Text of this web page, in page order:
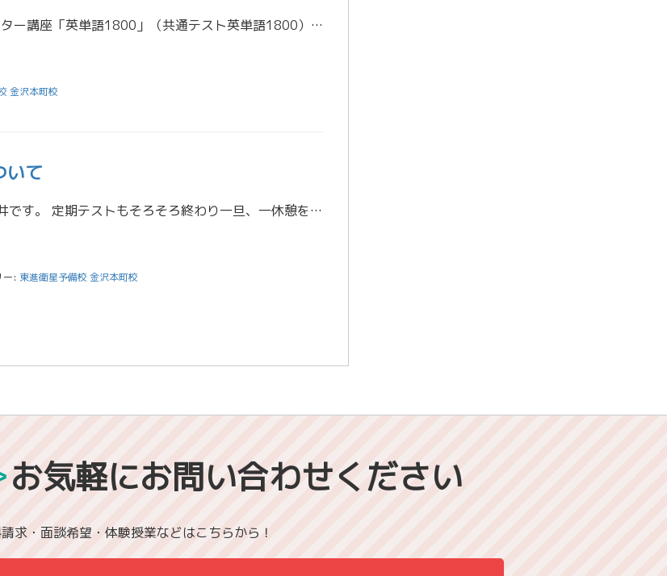
東進生の皆さんなら、高速基礎マスター講座「英単語1800」（共通テスト英単語1800）は、ご存知でしょう。 共通テストに必要な1800個の英単語を、高速マスターで、効率よく覚えるというものです。 今、実施中の冬期特別招待 […]
金沢本町校
いて
みなさんこんにちは、高2担当の土井です。 定期テストもそろそろ終わり一旦、一休憩をはさむ人も多いと思います。 ／ 皆さんにとって勉強におけるもっとも大切なことは何だと思いますか。効率の良いやり方、一緒に勉強する友達、質の […]
ー: 東進衛星予備校 金沢本町校
お気軽にお問い合わせください
求・面談希望・体験授業などはこちらから！